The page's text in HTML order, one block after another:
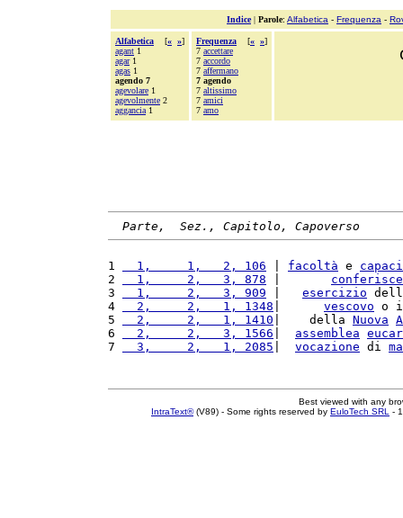
Indice| Parole: Alfabetica - Frequenza -
Alfabetica [« »]
agant 1
agar1
agas 1
agendo 7
agevolare 1
agevolmente 2
aggancia 1
Frequenza [« »]
7 accettare
7 accordo
7 affermano
7 agendo
7 altissimo
7 amici
7 amo
Parte,  Sez., Capitolo, Capoverso
1
  1,     1,   2, 106
facoltà e
2
  1,     2,   3, 878
conferisce
3
  1,     2,   3, 909
esercizio
4
  2,     2,   1, 1348
vescovo o
5
  2,     2,   1, 1410
|    della Nuova
6
  2,     2,   3, 1566
assemblea
7
  3,     2,   1, 2085
vocazione di
Best viewed with any
IntraText®(V89) - Some rights reserved by EuloTech SRL -